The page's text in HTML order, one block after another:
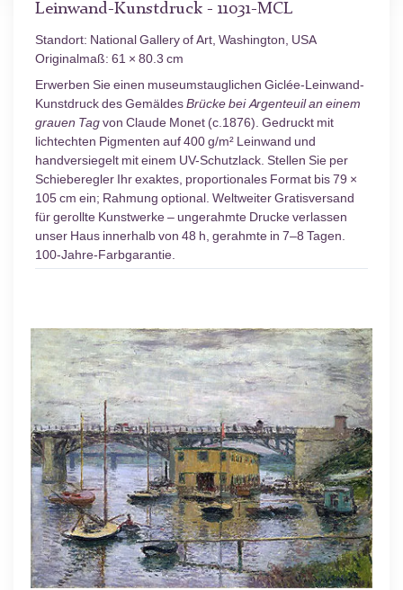
Leinwand-Kunstdruck - 11031-MCL
Standort: National Gallery of Art, Washington, USA
Originalmaß: 61 × 80.3 cm
Erwerben Sie einen museumstauglichen Giclée-Leinwand-
Kunstdruck des GemäldesBrücke bei Argenteuil an einem
grauen Tagvon Claude Monet (c.1876). Gedruckt mit
lichtechten Pigmenten auf 400 g/m² Leinwand und
handversiegelt mit einem UV-Schutzlack. Stellen Sie per
Schieberegler Ihr exaktes, proportionales Format bis 79 ×
105 cm ein; Rahmung optional. Weltweiter Gratisversand
für gerollte Kunstwerke – ungerahmte Drucke verlassen
unser Haus innerhalb von 48 h, gerahmte in 7–8 Tagen.
100-Jahre-Farbgarantie.